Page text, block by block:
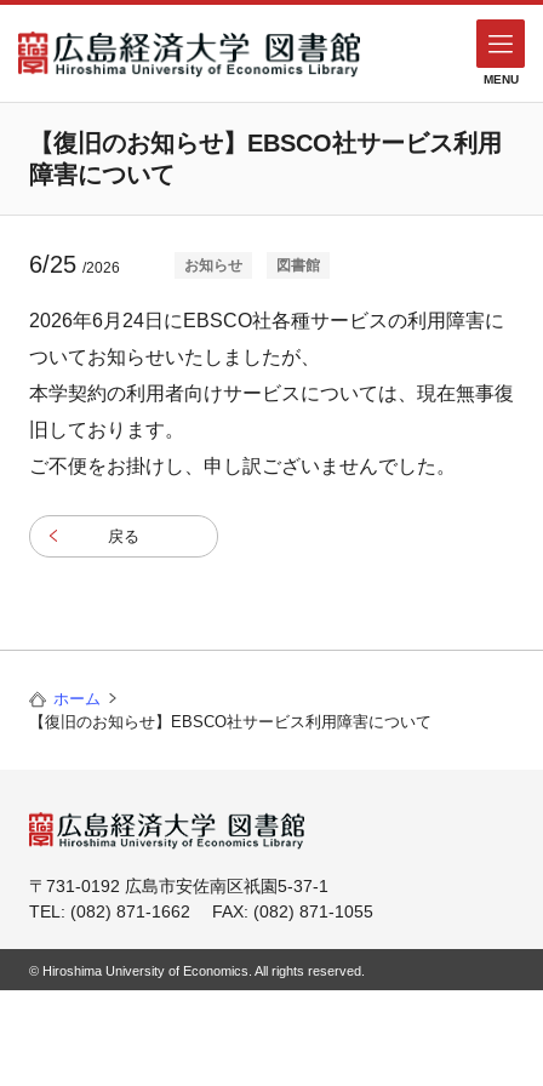
MENU
【復旧のお知らせ】EBSCO社サービス利用
障害について
6/25 /2026 お知らせ 図書館
2026年6月24日にEBSCO社各種サービスの利用障害に
ついてお知らせいたしましたが、
本学契約の利用者向けサービスについては、現在無事復
旧しております。
ご不便をお掛けし、申し訳ございませんでした。
戻る
ホーム
【復旧のお知らせ】EBSCO社サービス利用障害について
〒731-0192 広島市安佐南区祇園5-37-1
TEL: (082) 871-1662 FAX: (082) 871-1055
© Hiroshima University of Economics. All rights reserved.